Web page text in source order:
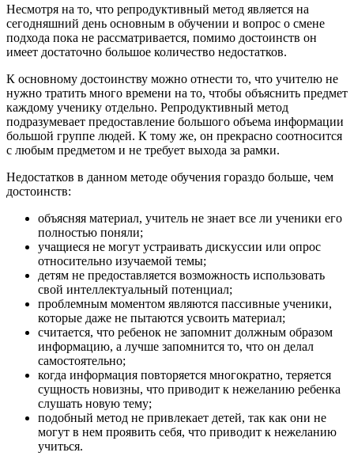
Несмотря на то, что репродуктивный метод является на
сегодняшний день основным в обучении и вопрос о смене
подхода пока не рассматривается, помимо достоинств он
имеет достаточно большое количество недостатков.
К основному достоинству можно отнести то, что учителю не
нужно тратить много времени на то, чтобы объяснить предмет
каждому ученику отдельно. Репродуктивный метод
подразумевает предоставление большого объема информации
большой группе людей. К тому же, он прекрасно соотносится
с любым предметом и не требует выхода за рамки.
Недостатков в данном методе обучения гораздо больше, чем
достоинств:
объясняя материал, учитель не знает все ли ученики его
полностью поняли;
учащиеся не могут устраивать дискуссии или опрос
относительно изучаемой темы;
детям не предоставляется возможность использовать
свой интеллектуальный потенциал;
проблемным моментом являются пассивные ученики,
которые даже не пытаются усвоить материал;
считается, что ребенок не запомнит должным образом
информацию, а лучше запомнится то, что он делал
самостоятельно;
когда информация повторяется многократно, теряется
сущность новизны, что приводит к нежеланию ребенка
слушать новую тему;
подобный метод не привлекает детей, так как они не
могут в нем проявить себя, что приводит к нежеланию
учиться.